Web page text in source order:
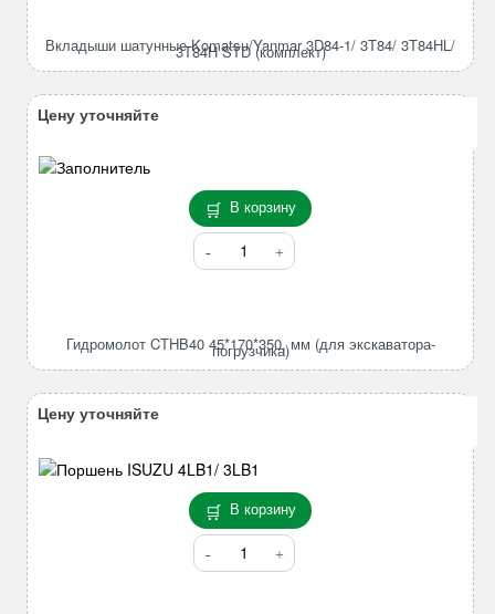
Komatsu/Yanmar
3D84-
1/
STD
(комплект)
Вкладыши шатунные Komatsu/Yanmar 3D84-1/ 3T84/ 3T84HL/
3T84H STD (комплект)
В корзину
Количество
товара
45*170*350,
мм
Гидромолот CTHB40 45*170*350, мм (для экскаватора-
погрузчика)
Цену уточняйте
В корзину
Количество
товара
Цену уточняйте